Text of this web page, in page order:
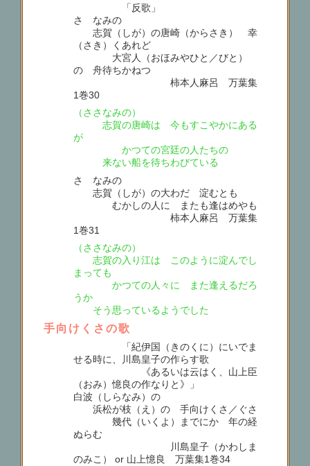
「反歌」
さゝなみの
志賀（しが）の唐崎（からさき） 幸
（さき）くあれど
大宮人（おほみやひと／びと）
の 舟待ちかねつ
柿本人麻呂 万葉集
1巻30
（ささなみの）
志賀の唐崎は 今もすこやかにある
が
かつての宮廷の人たちの
来ない船を待ちわびている
さゝなみの
志賀（しが）の大わだ 淀むとも
むかしの人に またも逢はめやも
柿本人麻呂 万葉集
1巻31
（ささなみの）
志賀の入り江は このように淀んでし
まっても
かつての人々に また逢えるだろ
うか
そう思っているようでした
手向けくさの歌
「紀伊国（きのくに）にいでま
せる時に、川島皇子の作らす歌
《あるいは云はく、山上臣
（おみ）憶良の作なりと》」
白波（しらなみ）の
浜松が枝（え）の 手向けくさ／ぐさ
幾代（いくよ）までにか 年の経
ぬらむ
川島皇子（かわしま
のみこ） or 山上憶良 万葉集1巻34